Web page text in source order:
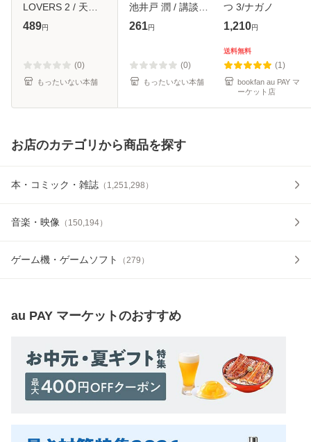
LOVERS 2 / 天王
寺ミオ / コアマガ
料】
489円
(0)
もったいない本舗
池井戸 潤 / 講談社
[文庫]【メール便送
261円
(0)
もったいない本舗
つ 3/ナガノ
1,210円
送料無料
(1)
bookfan au PAY マ
ーケット店
お店のカテゴリから商品を探す
本・コミック・雑誌 （ 1,251,298 ）
音楽・映像 （ 150,194）
ゲーム機・ゲームソフト （279 ）
au PAY マーケットのおすすめ